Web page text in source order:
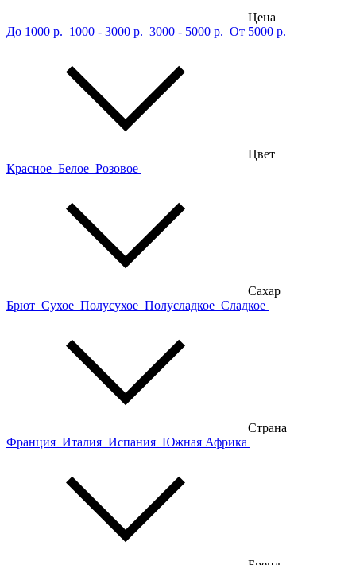
Цена
До 1000 р. 1000 - 3000 р. 3000 - 5000 р. От 5000 р.
Цвет
Красное Белое Розовое
Сахар
Брют Сухое Полусухое Полусладкое Сладкое
Страна
Франция Италия Испания Южная Африка